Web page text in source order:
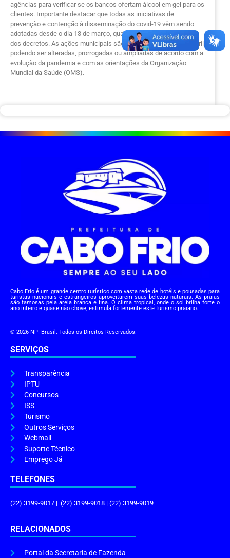
agências para verificar se os bancos ofertam álcool em gel para os
clientes. Importante destacar que todas as iniciativas de
prevenção e contenção à disseminação do covid-19 vêm sendo
adotadas desde o dia 13 de março, quando iniciou a publicação
dos decretos. As ações municipais são válidas até o dia 20 de abril
podendo ser alteradas, prorrogadas ou ampliadas de acordo com a
evolução da pandemia e com as orientações da Organização
Mundial da Saúde (OMS).
Cabo Frio é um grande centro turístico com vasta rede de hotéis e pousadas para
turistas nacionais e estrangeiros aproveitarem suas belezas naturais. As praias
são famosas pela areia branca e fina. O clima tropical, onde o sol brilha forte o
ano inteiro e quase não chove, estimula fortemente este turismo praiano.
© 2026 NPI Brasil. Todos os Direitos Reservados.
SERVIÇOS
Transparência
IPTU
Concursos
ISS
Turismo
Outros Serviços
Webmail
Suporte Técnico
Emprego Já
TELEFONES
(22) 3199-9017 | (22) 3199-9018 | (22) 3199-9019
RELACIONADOS
Portal da Secretaria de Fazenda